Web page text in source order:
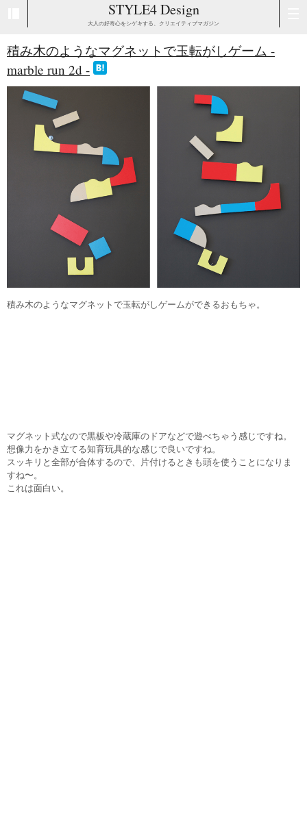
STYLE4 Design
大人の好奇心をシゲキする、クリエイティブマガジン
積み木のようなマグネットで玉転がしゲーム -
marble run 2d -
積み木のようなマグネットで玉転がしゲームができるおもちゃ。
マグネット式なので黒板や冷蔵庫のドアなどで遊べちゃう感じですね。
想像力をかき立てる知育玩具的な感じで良いですね。
スッキリと全部が合体するので、片付けるときも頭を使うことになりま
すね〜。
これは面白い。